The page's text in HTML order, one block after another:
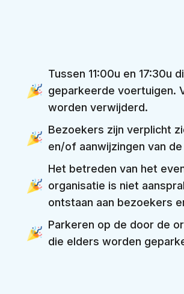
Tussen 11:00u en 17:30u
geparkeerde voertuigen.
worden verwijderd.
Bezoekers zijn verplicht
en/of aanwijzingen van
Het betreden van het
organisatie is niet
ontstaan aan bezoekers
Parkeren op de door de
die elders worden